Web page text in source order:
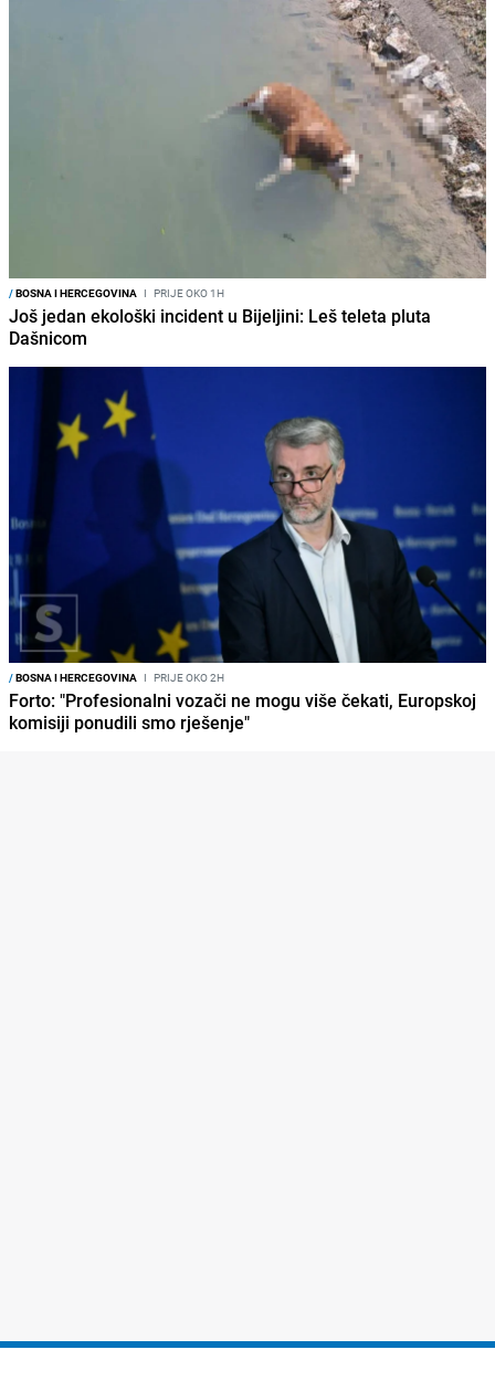
/BOSNA I HERCEGOVINA I PRIJE OKO 1H
Još jedan ekološki incident u Bijeljini: Leš teleta pluta
Dašnicom
/BOSNA I HERCEGOVINA I PRIJE OKO 2H
Forto: "Profesionalni vozači ne mogu više čekati, Europskoj
komisiji ponudili smo rješenje"